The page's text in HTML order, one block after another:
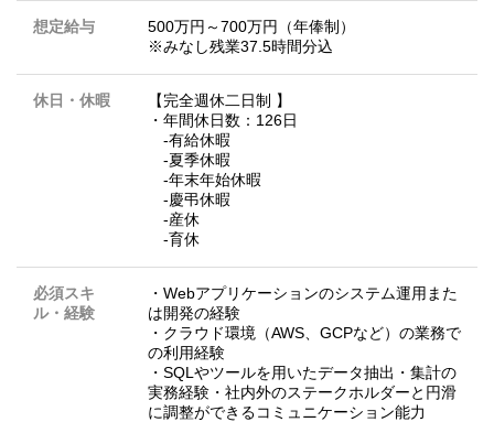
想定給与
500万円～700万円（年俸制）
※みなし残業37.5時間分込
休日・休暇
【完全週休二日制 】
・年間休日数：126日
-有給休暇
-夏季休暇
-年末年始休暇
-慶弔休暇
-産休
-育休
必須スキ
ル・経験
・Webアプリケーションのシステム運用また
は開発の経験
・クラウド環境（AWS、GCPなど）の業務で
の利用経験
・SQLやツールを用いたデータ抽出・集計の
実務経験・社内外のステークホルダーと円滑
に調整ができるコミュニケーション能力